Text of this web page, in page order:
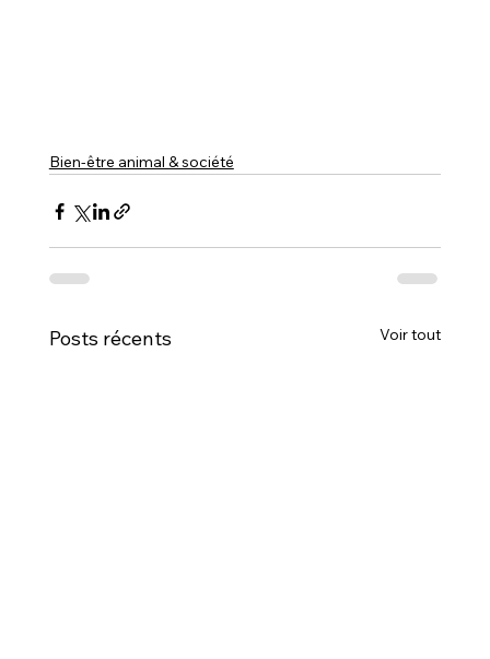
Bien-être animal & société
Posts récents Voir tout